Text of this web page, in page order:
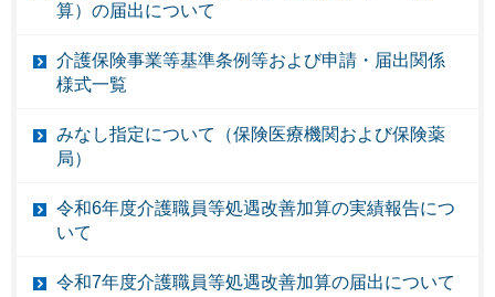
算）の届出について
介護保険事業等基準条例等および申請・届出関係
様式一覧
みなし指定について（保険医療機関および保険薬
局）
令和6年度介護職員等処遇改善加算の実績報告につ
いて
令和7年度介護職員等処遇改善加算の届出について